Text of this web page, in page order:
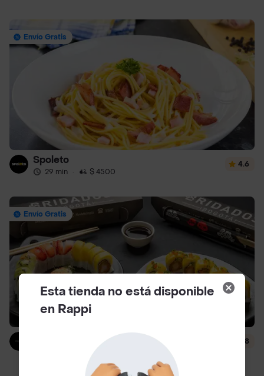
Envío Gratis
Spoleto
29 min · $ 4500
4.6
Envío Gratis
$ 6000
4.8
Esta tienda no está disponible
en Rappi